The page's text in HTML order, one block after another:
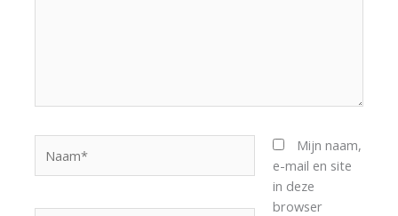
Mijn naam,
e-mail en site
in deze
browser